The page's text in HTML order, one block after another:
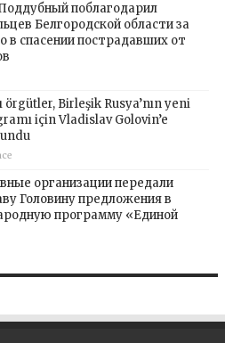
поблагодарил
Белгородской области за
в спасении пострадавших от
örgütler, Birleşik Rusya’nın yeni
için Vladislav Golovin’e
организации передали
Головину предложения в
программу «Единой